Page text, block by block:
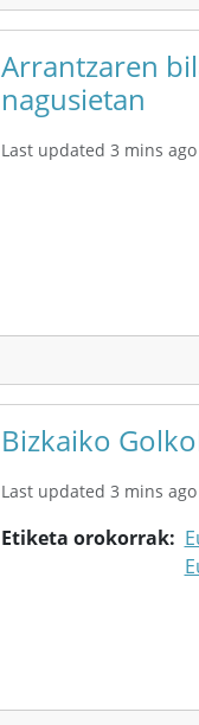
Arrantzaren
nagusietan
Last updated 3 mins ago
Bizkaiko
Last updated 3 mins ago
Etiketa orokorrak